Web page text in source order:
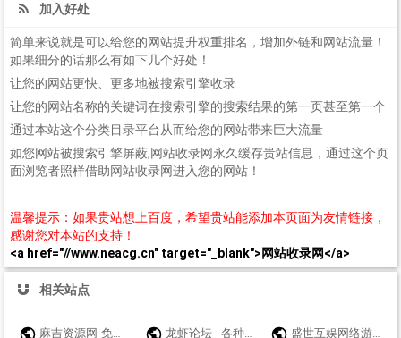
加入好处
简单来说就是可以给您的网站提升权重排名，增加外链和网站流量！
如果细分的话那么有如下几个好处！
让您的网站更快、更多地被搜索引擎收录
让您的网站名称的关键词在搜索引擎的搜索结果的第一页甚至第一个
通过本站这个分类目录平台从而给您的网站带来巨大流量
如您网站被搜索引擎屏蔽,网站收录网永久缓存贵站信息，通过这个页
面浏览者照样借助网站收录网进入您的网站！
温馨提示：如果贵站想上百度，希望贵站能添加本页面为友情链接，
感谢您对本站的支持！
<a href="//www.neacg.cn" target="_blank">网站收录网</a>
相关站点
麻吉资源网-免费游戏辅助分享网-众多破解软件资源论坛 - www.k7788.cn - www.k7788.cn 龙虾论坛 - 各种资源汇合，免费大全，互相交流，影视音乐软件游戏等 盛世互娱网络游戏